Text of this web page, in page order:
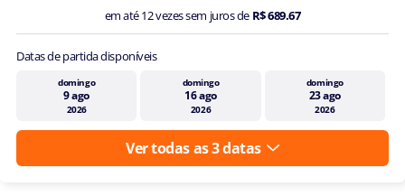
em até 12 vezes sem juros de R$ 689.67
Datas de partida disponíveis
domingo
9 ago
2026
domingo
16 ago
2026
domingo
23 ago
2026
Ver todas as 3 datas